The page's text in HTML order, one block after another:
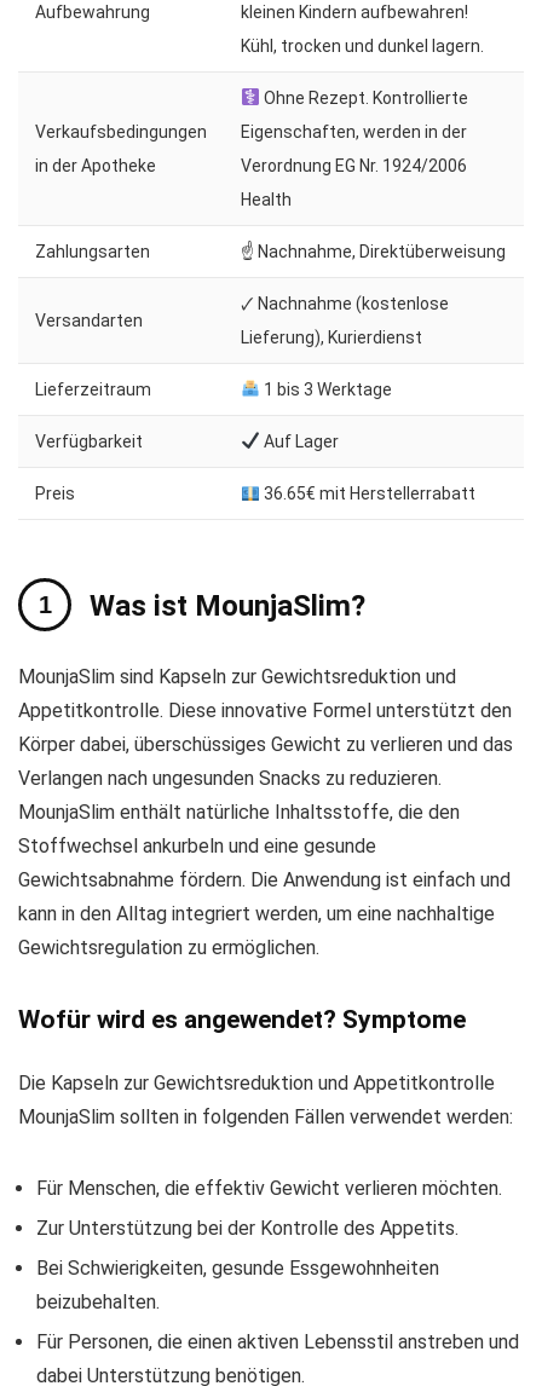
Aufbewahrung
kleinen Kindern aufbewahren!
Kühl, trocken und dunkel lagern.
Verkaufsbedingungen
in der Apotheke
Ohne Rezept. Kontrollierte
Eigenschaften, werden in der
Verordnung EG Nr. 1924/2006
Health
Zahlungsarten ☝ Nachnahme, Direktüberweisung
Versandarten
🗸 Nachnahme (kostenlose
Lieferung), Kurierdienst
Lieferzeitraum 1 bis 3 Werktage
Verfügbarkeit Auf Lager
Preis 36.65€ mit Herstellerrabatt
Was ist MounjaSlim?
MounjaSlim sind Kapseln zur Gewichtsreduktion und
Appetitkontrolle. Diese innovative Formel unterstützt den
Körper dabei, überschüssiges Gewicht zu verlieren und das
Verlangen nach ungesunden Snacks zu reduzieren.
MounjaSlim enthält natürliche Inhaltsstoffe, die den
Stoffwechsel ankurbeln und eine gesunde
Gewichtsabnahme fördern. Die Anwendung ist einfach und
kann in den Alltag integriert werden, um eine nachhaltige
Gewichtsregulation zu ermöglichen.
Wofür wird es angewendet? Symptome
Die Kapseln zur Gewichtsreduktion und Appetitkontrolle
MounjaSlim sollten in folgenden Fällen verwendet werden:
Für Menschen, die effektiv Gewicht verlieren möchten.
Zur Unterstützung bei der Kontrolle des Appetits.
Bei Schwierigkeiten, gesunde Essgewohnheiten
beizubehalten.
Für Personen, die einen aktiven Lebensstil anstreben und
dabei Unterstützung benötigen.